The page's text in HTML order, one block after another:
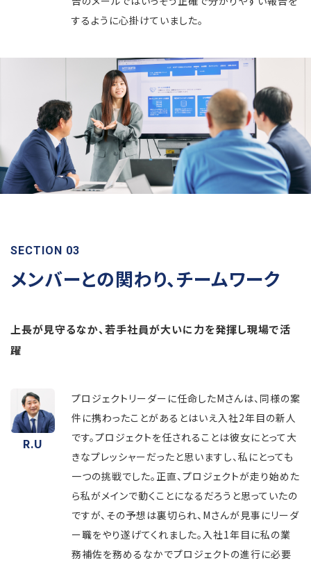
するように心掛けていました。
SECTION 03
メンバーとの関わり、チームワーク
上長が見守るなか、若手社員が大いに力を発揮し現場で活
躍
R.U
プロジェクトリーダーに任命したMさんは、同様の案
件に携わったことがあるとはいえ入社2年目の新人
です。プロジェクトを任されることは彼女にとって大
きなプレッシャーだったと思いますし、私にとっても
一つの挑戦でした。正直、プロジェクトが走り始めた
ら私がメインで動くことになるだろうと思っていたの
ですが、その予想は裏切られ、Mさんが見事にリーダ
ー職をやり遂げてくれました。入社1年目に私の業
務補佐を務めるなかでプロジェクトの進行に必要